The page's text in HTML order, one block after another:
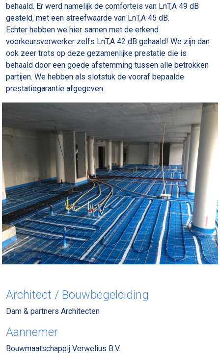
behaald. Er werd namelijk de comforteis van LnT,A 49 dB
gesteld, met een streefwaarde van LnT,A 45 dB.
Echter hebben we hier samen met de erkend
voorkeursverwerker zelfs LnT,A 42 dB gehaald! We zijn dan
ook zeer trots op deze gezamenlijke prestatie die is
behaald door een goede afstemming tussen alle betrokken
partijen. We hebben als slotstuk de vooraf bepaalde
prestatiegarantie afgegeven.
Architect / Bouwbegeleiding
Dam & partners Architecten
Aannemer
Bouwmaatschappij Verwelius B.V.